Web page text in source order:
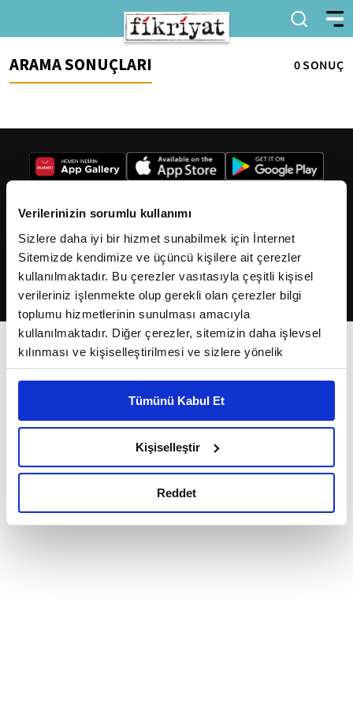
Verilerinizin sorumlu kullanımı
Sizlere daha iyi bir hizmet sunabilmek için İnternet
Sitemizde kendimize ve üçüncü kişilere ait çerezler
kullanılmaktadır. Bu çerezler vasıtasıyla çeşitli kişisel
verileriniz işlenmekte olup gerekli olan çerezler bilgi
toplumu hizmetlerinin sunulması amacıyla
kullanılmaktadır. Diğer çerezler, sitemizin daha işlevsel
kılınması ve kişiselleştirilmesi ve sizlere yönelik
reklam/pazarlama faaliyetlerinin yapılması, amaçlarıyla
Çerezlere ilişkin tercihlerinizi çerez paneli vasıtasıyla
belirleyebilirsiniz. Çerezlere ilişkin detaylı bilgi için
Ayarlar butonuna tıklayabilir,Çerez Bilgilendirme
Metnimizi ziyaret edebilirsiniz.
okumak ve sitemizi ziyaretiniz kapsamında
Tümünü Kabul Et
Kişiselleştir
Reddet
ARAMA SONUÇLARI 0 SONUÇ
2026Fikriyat. Tüm hakları saklıdır.